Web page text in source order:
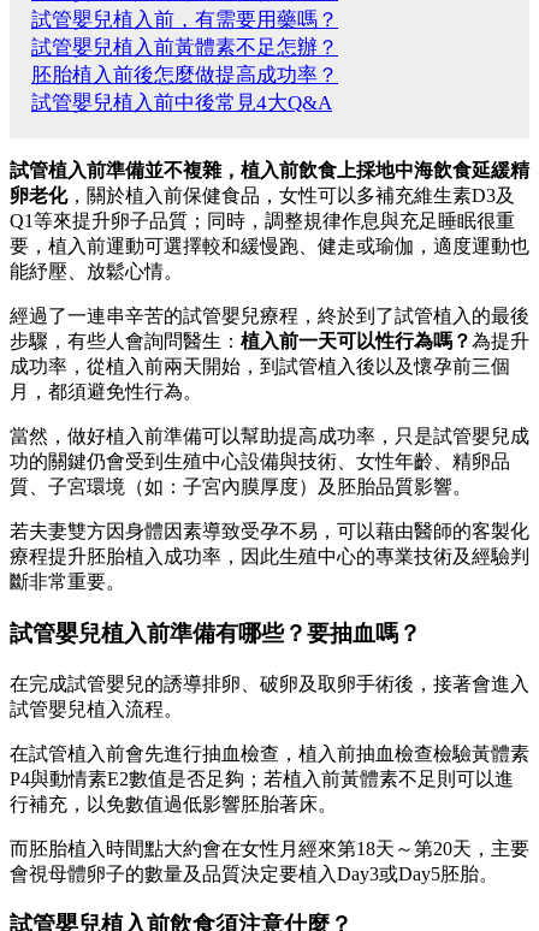
試管嬰兒植入前，有需要用藥嗎？
試管嬰兒植入前黃體素不足怎辦？
胚胎植入前後怎麼做提高成功率？
試管嬰兒植入前中後常見4大Q&A
試管植入前準備並不複雜，植入前飲食上採地中海飲食延緩精
卵老化，關於植入前保健食品，女性可以多補充維生素D3及
Q1等來提升卵子品質；同時，調整規律作息與充足睡眠很重
要，植入前運動可選擇較和緩慢跑、健走或瑜伽，適度運動也
能紓壓、放鬆心情。
經過了一連串辛苦的試管嬰兒療程，終於到了試管植入的最後
步驟，有些人會詢問醫生： 植入前一天可以性行為嗎？為提升
成功率，從植入前兩天開始，到試管植入後以及懷孕前三個
月，都須避免性行為。
當然，做好植入前準備可以幫助提高成功率，只是試管嬰兒成
功的關鍵仍會受到生殖中心設備與技術、女性年齡、精卵品
質、子宮環境（如：子宮內膜厚度）及胚胎品質影響。
若夫妻雙方因身體因素導致受孕不易，可以藉由醫師的客製化
療程提升胚胎植入成功率，因此生殖中心的專業技術及經驗判
斷非常重要。
試管嬰兒植入前準備有哪些？要抽血嗎？
在完成試管嬰兒的誘導排卵、破卵及取卵手術後，接著會進入
試管嬰兒植入流程。
在試管植入前會先進行抽血檢查，植入前抽血檢查檢驗黃體素
P4與動情素E2數值是否足夠；若植入前黃體素不足則可以進
行補充，以免數值過低影響胚胎著床。
而胚胎植入時間點大約會在女性月經來第18天～第20天，主要
會視母體卵子的數量及品質決定要植入Day3或Day5胚胎。
試管嬰兒植入前飲食須注意什麼？